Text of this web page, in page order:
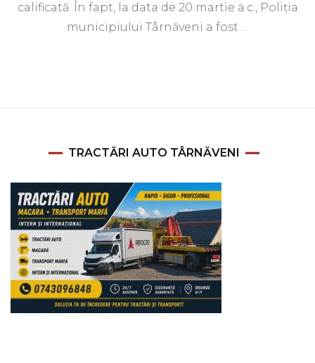
calificată. În fapt, la data de 20 martie a.c., Poliția
municipiului Târnăveni a fost …
TRACTĂRI AUTO TÂRNĂVENI